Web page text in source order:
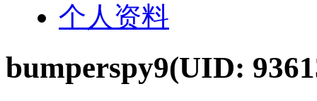
个人资料
bumperspy9(UID: